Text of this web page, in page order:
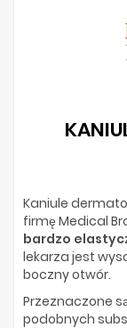
Kaniule
firmę Medical
bardzo
lekarza jest
boczny otwór.
Przeznaczone
podobnych